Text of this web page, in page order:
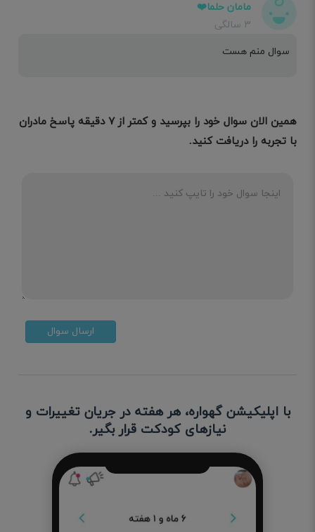
مامان حلما❤️
۳ سالگی
سوال منم هست
همین الان سوال خود را بپرسید و کمتر از ۷ دقیقه پاسخ مادران
با تجربه را دریافت کنید.
ارسال سوال
با اپلیکیشن گهواره، هر هفته در جریان تغییرات و
نیازهای کودکت قرار بگیر.